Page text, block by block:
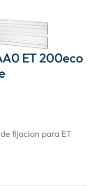
ET 200eco
fijacion para ET